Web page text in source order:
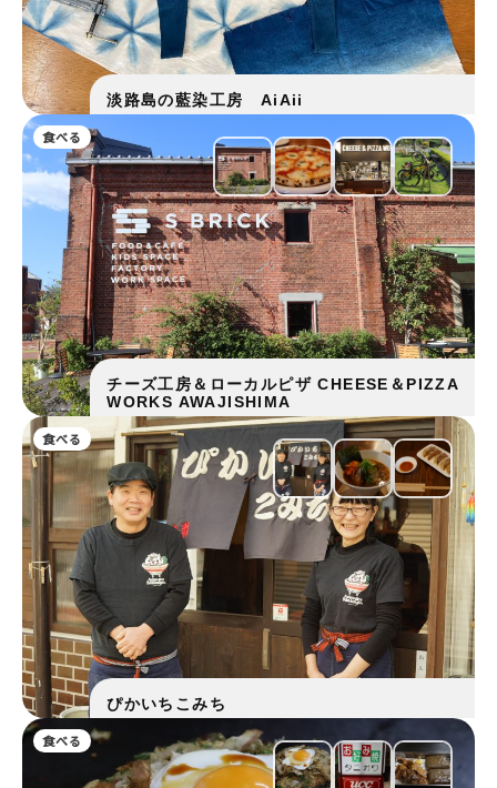
淡路島の藍染工房 AiAii
チーズ工房＆ローカルピザ CHEESE＆PIZZA
WORKS AWAJISHIMA
食べる
ぴかいちこみち
食べる
食べる